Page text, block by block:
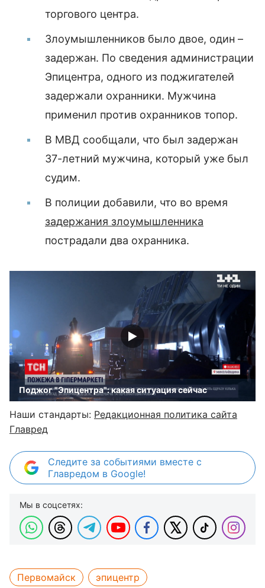
торгового центра.
Злоумышленников было двое, один –
задержан. По сведения администрации
Эпицентра, одного из поджигателей
задержали охранники. Мужчина
применил против охранников топор.
В МВД сообщали, что был задержан
37-летний мужчина, который уже был
судим.
В полиции добавили, что во время
задержания злоумышленника
пострадали два охранника.
Поджог "Эпицентра": какая ситуация сейчас
Наши стандарты: Редакционная политика сайта
Главред
Следите за событиями вместе с
Главредом в Google!
Мы в соцсетях:
Первомайск
эпицентр